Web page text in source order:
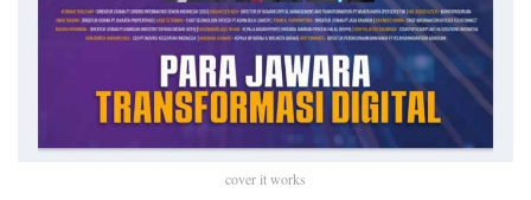
cover it works